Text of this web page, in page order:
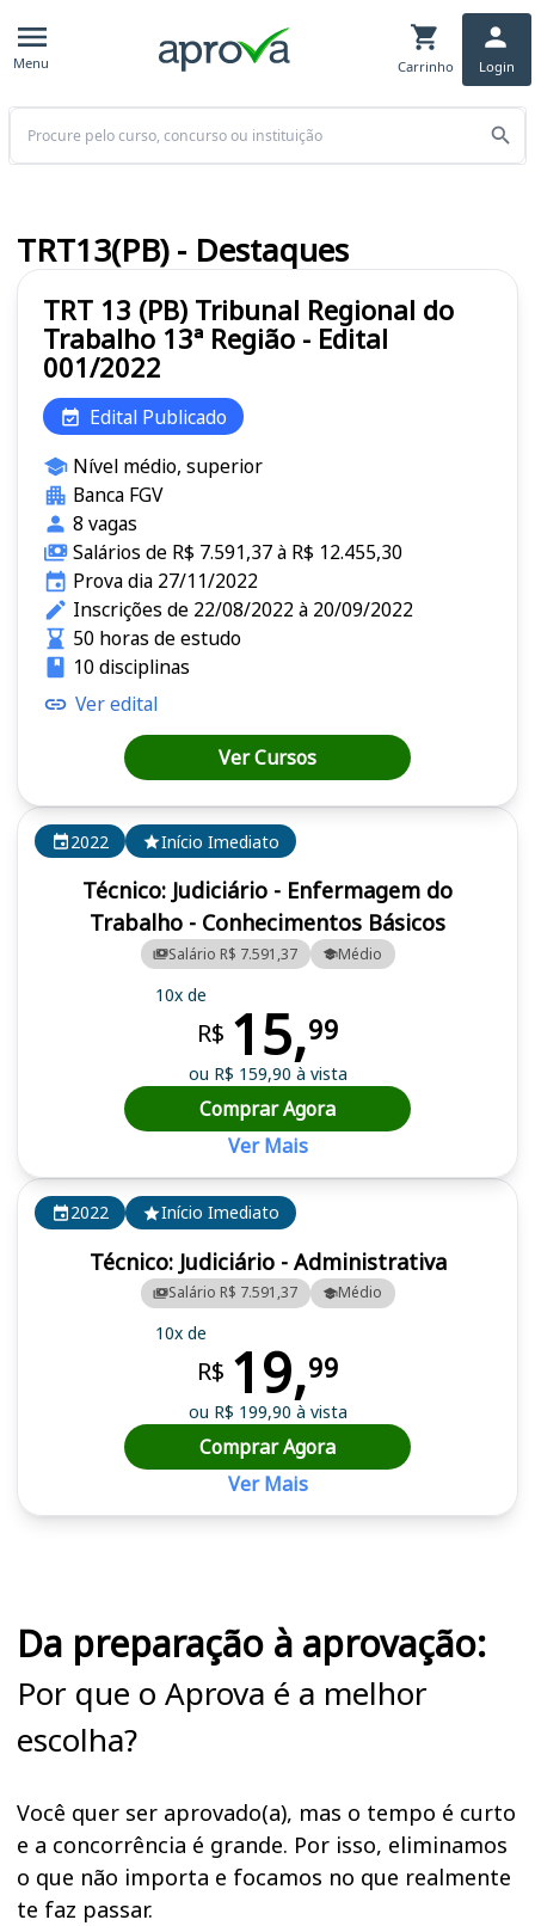
Menu Carrinho Login
Buscar
2022 Início Imediato
Técnico: Judiciário - Administrativa
Salário R$ 7.591,37 Médio
10x de
R$ 19,99
ou R$ 199,90 à vista
Comprar Agora
Ver Mais
2022 Início Imediato
Técnico: Judiciário - Enfermagem do
Trabalho - Conhecimentos Básicos
Salário R$ 7.591,37 Médio
10x de
R$ 15,99
ou R$ 159,90 à vista
Comprar Agora
Ver Mais
TRT 13 (PB) Tribunal Regional do
Trabalho 13ª Região - Edital
001/2022
Edital Publicado
Nível médio, superior
Banca FGV
8 vagas
Salários de R$ 7.591,37 à R$ 12.455,30
Prova dia 27/11/2022
Inscrições de 22/08/2022 à 20/09/2022
50 horas de estudo
10 disciplinas
Ver edital
Ver Cursos
TRT13(PB) - Destaques
Da preparação à aprovação:
Por que o Aprova é a melhor
escolha?
Você quer ser aprovado(a), mas o tempo é curto
e a concorrência é grande. Por isso, eliminamos
o que não importa e focamos no que realmente
te faz passar.